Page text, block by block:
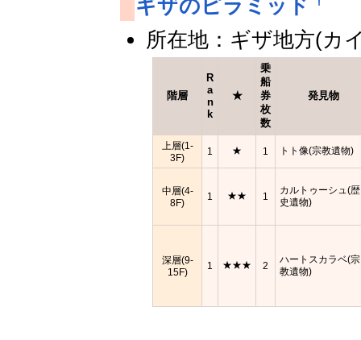
ギザのピラミッド
所在地：ギザ地方(カ
階層
R
a
n
k
★
乗
船
券
枚
数
発見物
上層(1-
3F)
1 ★ 1 トト像(宗教遺物)
中層(4-
8F)
1 ★★ 1
カルトゥーシュ(歴
史遺物)
深層(9-
15F)
1 ★★★ 2
ハートスカラベ(宗
教遺物)